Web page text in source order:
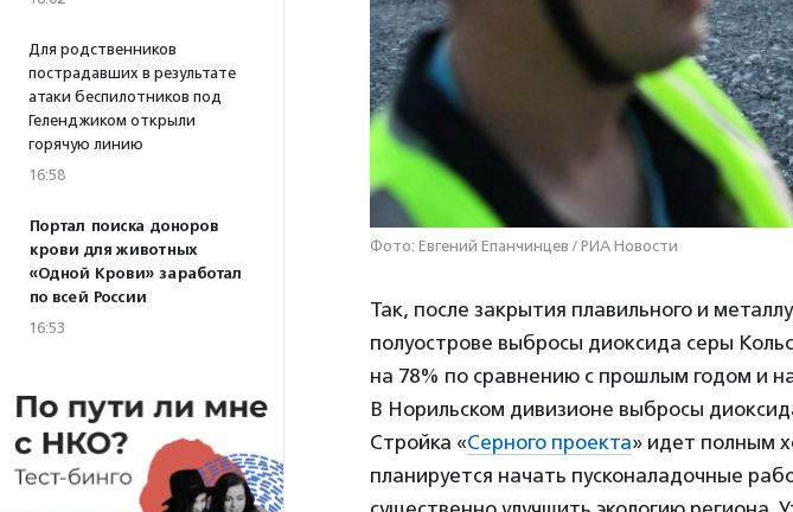
Для родственников
пострадавших в результате
атаки беспилотников под
Геленджиком открыли
горячую линию
16:58
Портал поиска доноров
крови для животных
«Одной Крови» заработал
по всей России
16:53
Фото: Евгений Епанчинцев / РИА Новости
Так, после закрытия плавильного и
полуострове выбросы диоксида серы
на 78% по сравнению с прошлым годом и
В Норильском дивизионе выбросы
Стройка «Серного проекта» идет полным
планируется начать пусконаладочные